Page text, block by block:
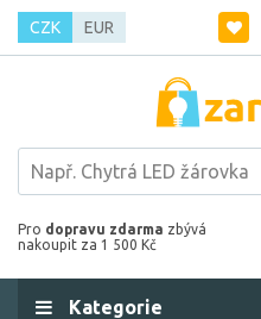
CZK EUR
Pro dopravu zdarma zbývá
nakoupit za 1 500 Kč
Kategorie